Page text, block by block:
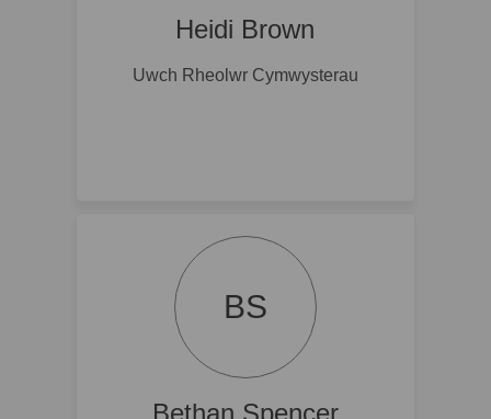
Heidi Brown
Uwch Rheolwr Cymwysterau
BS
Bethan Spencer